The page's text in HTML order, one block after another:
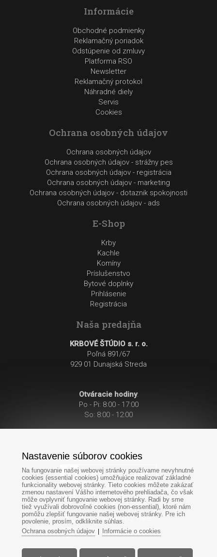
Informácie
Obchodné podmienky
Reklamačný poriadok
Odstúpenie od zmluvy
Platforma RSO
Newsletter
Reklamačný protokol
Náhradné diely
Servis
Cookies
Ochrana osobných údajov
Ochrana osobných údajov
Ochrana osobných údajov - strážny pes
Ochrana osobných údajov - registrácia
Ochrana osobných údajov - marketing
Ochrana osobných údajov - dotaznik spokojnosti
Ochrana osobných údajov - ads
E-Shop
Krby
Kachle
Komíny
Príslušenstvo
Bytové doplnky
Prihlásenie
Registrácia
Naša predajňa
KRBOVÉ ŠTÚDIO s. r. o.
Poľná 891/67
929 01 Dunajská Streda
Otváracie hodiny:
Po - Pi: 8:00 - 17:00
So: 8:00 - 12:00
Po-Pi: 8:00 - 17:00
So: 8:00 - 12:00
+421949303 099
Nastavenie súborov cookies
Na fungovanie našej webovej stránky používame nevyhnutné
cookies (essential cookies) umožňujúce realizovať základné
funkcionality webovej stránky. Tieto cookies môžete zakázať
zmenou nastavení Vášho internetového prehliadača, čo však
môže ovplyvniť fungovanie webovej stránky. Radi by sme
tiež využívali dobrovoľné cookies (non-essential), ktoré nám
pomôžu zlepšiť fungovanie našej webovej stránky. Pre ich
povolenie, prosím, odkliknite súhlas.
Ochrana osobných údajov| Informácie o cookies